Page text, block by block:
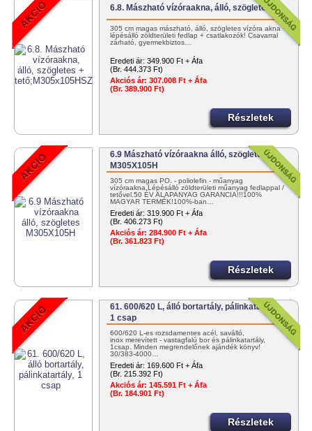
6.8. Mászható vízóraakna, álló, szögletes +…
305 cm magas mászható, álló, szögletes vízóra akna +
lépésálló zöldterületi fedlap + csatlakozók! Csavarral
zárható, gyermekbiztos…
Eredeti ár: 349.900 Ft + Áfa
(Br. 444.373 Ft)
Akciós ár: 307.008 Ft + Áfa
(Br. 389.900 Ft)
Részletek
6.9 Mászható vízóraakna álló, szögletes
M305X105H
305 cm magas PO. - poliolefin - műanyag
vízóraakna.Lépésálló zöldterületi műanyag fedlappal /
tetővel.50 ÉV ALAPANYAG GARANCIA!!!100%
MAGYAR TERMÉK!100%-ban…
Eredeti ár: 319.900 Ft + Áfa
(Br. 406.273 Ft)
Akciós ár: 284.900 Ft + Áfa
(Br. 361.823 Ft)
Részletek
61. 600/620 L, álló bortartály, pálinkatartály,
1 csap
600/620 L-es rozsdamentes acél, saválló,
inox merevített - vastagfalú bor és pálinkatartály,
1csap. Minden megrendelőnek ajándék könyv!
30/383-4000…
Eredeti ár: 169.600 Ft + Áfa
(Br. 215.392 Ft)
Akciós ár: 145.591 Ft + Áfa
(Br. 184.901 Ft)
Részletek